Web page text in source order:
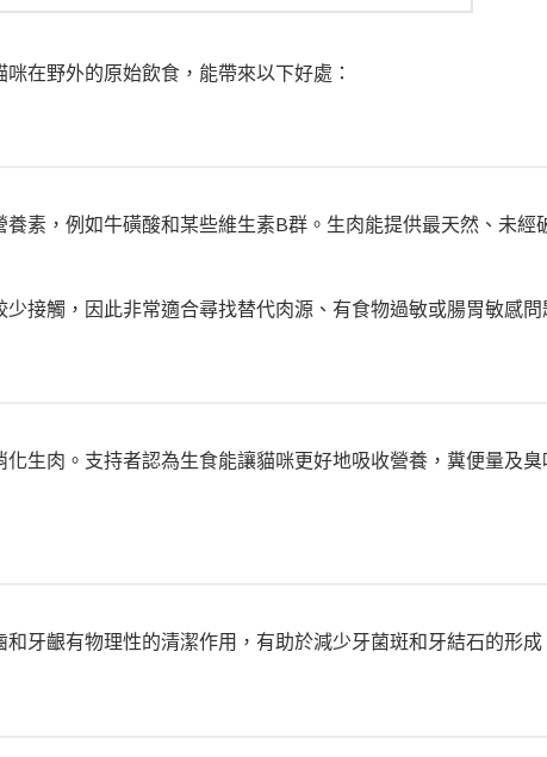
在野外的原始飲食，能帶來以下好處：
素，例如牛磺酸和某些維生素B群。生肉能提供最天然、未經
接觸，因此非常適合尋找替代肉源、有食物過敏或腸胃敏感問
生肉。支持者認為生食能讓貓咪更好地吸收營養，糞便量及
牙齦有物理性的清潔作用，有助於減少牙菌斑和牙結石的形成